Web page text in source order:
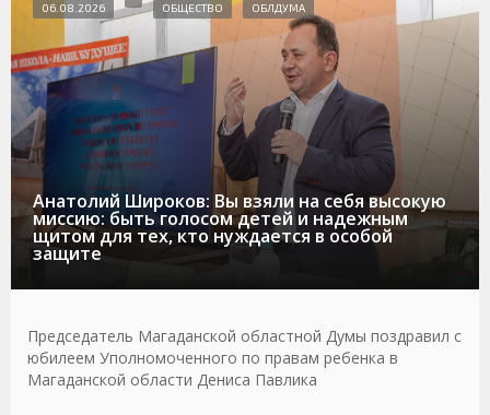
Анатолий Широков: Вы взяли на себя высокую
миссию: быть голосом детей и надежным
щитом для тех, кто нуждается в особой
защите
06.08.2026 ОБЩЕСТВО ОБЛДУМА
Председатель Магаданской областной Думы поздравил с
юбилеем Уполномоченного по правам ребенка в
Магаданской области Дениса Павлика